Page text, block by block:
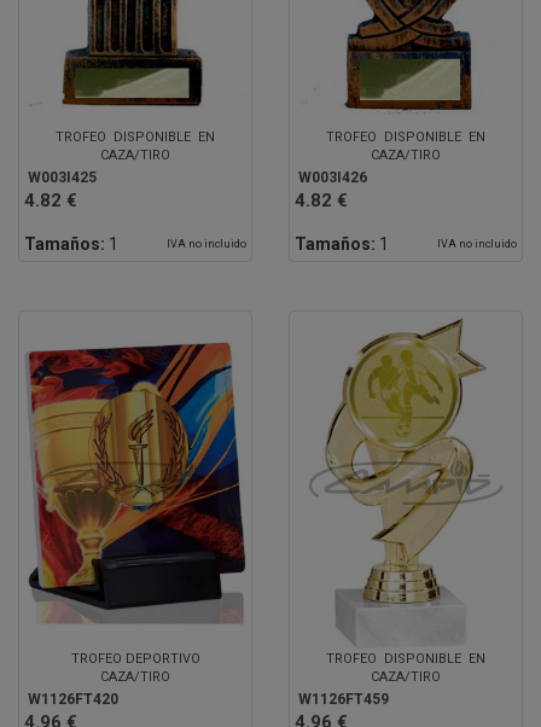
TROFEO DISPONIBLE EN
CAZA/TIRO
W003I425
4.82 €
Tamaños: 1 IVA no incluido
TROFEO DISPONIBLE EN
CAZA/TIRO
W003I426
4.82 €
Tamaños: 1 IVA no incluido
TROFEO DEPORTIVO
CAZA/TIRO
W1126FT420
4.96 €
TROFEO DISPONIBLE EN
CAZA/TIRO
W1126FT459
4.96 €